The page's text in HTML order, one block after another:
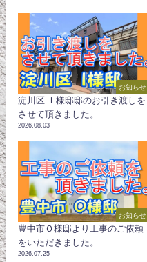
お知らせ
淀川区 Ｉ様邸邸のお引き渡しを
させて頂きました。
2026.08.03
お知らせ
豊中市Ｏ様邸より工事のご依頼
をいただきました。
2026.07.25